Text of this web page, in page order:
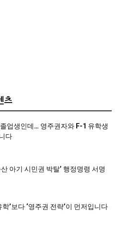
츠
업생인데… 영주권자와 F-1 유학생
다
아기 시민권 박탈’ 행정명령 서명
학’보다 ‘영주권 전략’이 먼저입니다